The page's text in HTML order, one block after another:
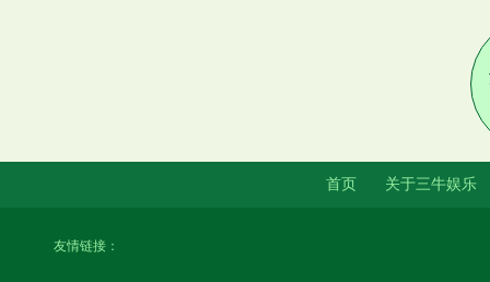
首页 关于三牛娱乐
友情链接：